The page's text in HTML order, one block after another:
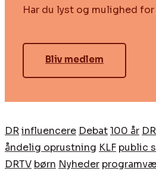
Har du lyst og mulighed
Bliv medlem
DRinfluencere Debat100 år
åndelig oprustning KLF public
DRTV børn Nyheder